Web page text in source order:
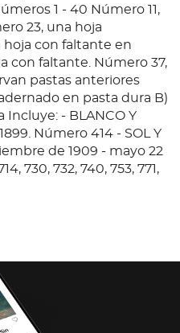
1 - 40 Número 11,
23, una hoja
hoja con faltante en
con faltante. Número 37,
pastas anteriores
en pasta dura B)
Incluye: - BLANCO Y
Número 414 - SOL Y
de 1909 - mayo 22
730, 732, 740, 753, 771,
México, diciembre 15
en pasta dura,